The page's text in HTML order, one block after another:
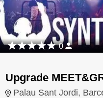
0
Upgrade
Palau Sant Jordi,